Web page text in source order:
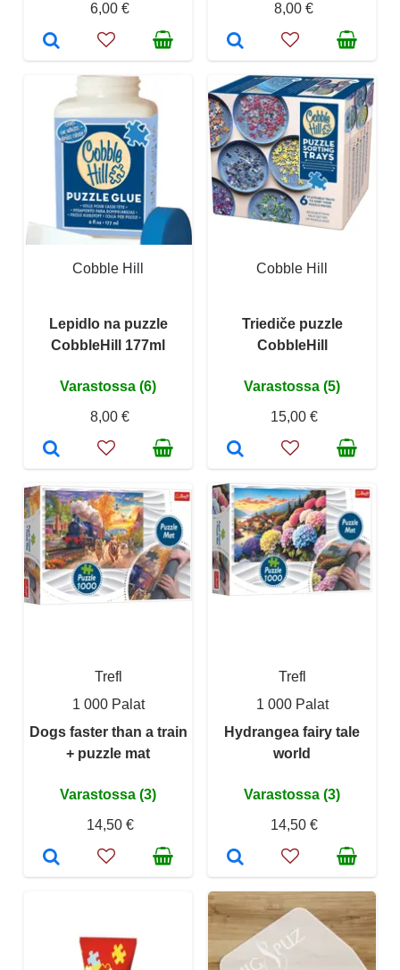
6,00 €
8,00 €
Cobble Hill
Lepidlo na puzzle
CobbleHill 177ml
Varastossa (6)
8,00 €
Cobble Hill
Triediče puzzle
CobbleHill
Varastossa (5)
15,00 €
Trefl
1 000 Palat
Dogs faster than a train
+ puzzle mat
Varastossa (3)
14,50 €
Trefl
1 000 Palat
Hydrangea fairy tale
world
Varastossa (3)
14,50 €